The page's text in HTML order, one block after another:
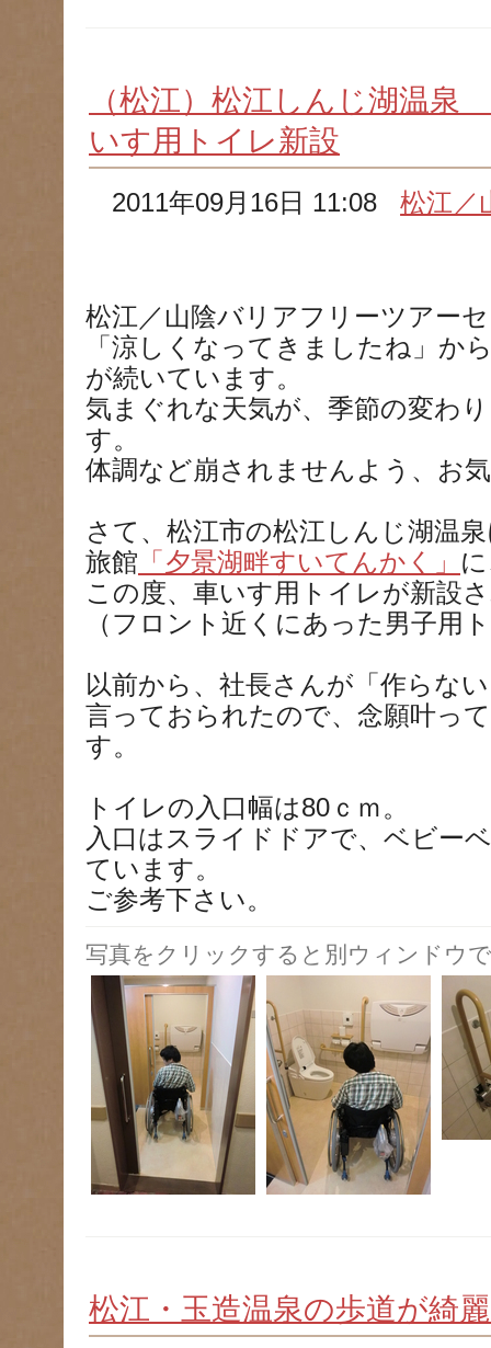
（松江）松江しんじ湖温
いす用トイレ新設
2011年09月16日 11:08松江／
松江／山陰バリアフリーツアー
「涼しくなってきましたね」か
が続いています。
気まぐれな天気が、季節の変わ
す。
体調など崩されませんよう、お
さて、松江市の松江しんじ湖温
旅館 「夕景湖畔すいてんかく」
この度、車いす用トイレが新設
（フロント近くにあった男子用
以前から、社長さんが「作らな
言っておられたので、念願叶っ
す。
トイレの入口幅は80ｃｍ。
入口はスライドドアで、ベビー
ています。
ご参考下さい。
写真をクリックすると別ウィンドウ
松江・玉造温泉の歩道が綺